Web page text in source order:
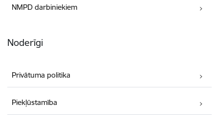
NMPD darbiniekiem
Noderīgi
Privātuma politika
Piekļūstamība